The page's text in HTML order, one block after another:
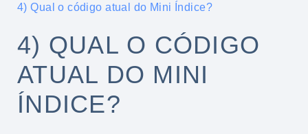
4) Qual o código atual do Mini Índice?
4) QUAL O CÓDIGO
ATUAL DO MINI
ÍNDICE?